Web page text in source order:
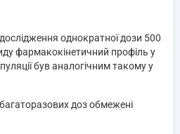
однократної дози 500
фармакокінетичний профіль у
був аналогічним такому у
доз обмежені